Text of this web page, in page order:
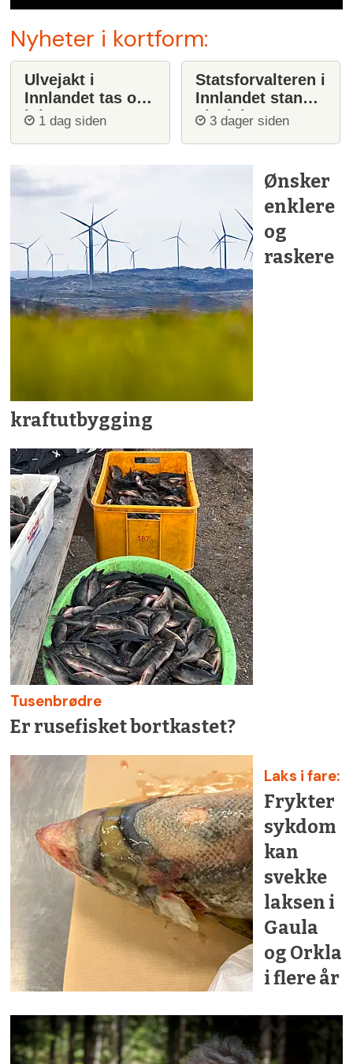
Nyheter i kortform:
Ulvejakt i
Innlandet tas opp
igjen
1 dag siden
Statsforvalteren i
Innlandet stanser
ulvejakt
3 dager siden
Ønsker
enklere
og
raskere
kraftutbygging
Tusenbrødre
Er rusefisket bortkastet?
Laks i fare:
Frykter
sykdom
kan
svekke
laksen i
Gaula
og Orkla
i flere år